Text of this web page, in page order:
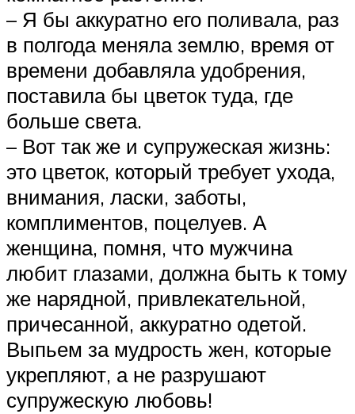
– Я бы аккуратно его поливала, раз
в полгода меняла землю, время от
времени добавляла удобрения,
поставила бы цветок туда, где
больше света.
– Вот так же и супружеская жизнь:
это цветок, который требует ухода,
внимания, ласки, заботы,
комплиментов, поцелуев. А
женщина, помня, что мужчина
любит глазами, должна быть к тому
же нарядной, привлекательной,
причесанной, аккуратно одетой.
Выпьем за мудрость жен, которые
укрепляют, а не разрушают
супружескую любовь!